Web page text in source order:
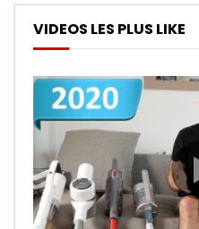
VIDEOS LES PLUS LIKE